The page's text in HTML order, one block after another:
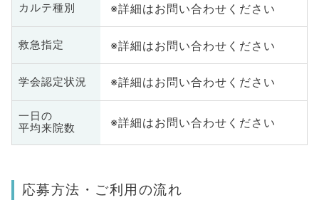
カルテ種別 ※詳細はお問い合わせください
救急指定 ※詳細はお問い合わせください
学会認定状況 ※詳細はお問い合わせください
一日の
平均来院数
※詳細はお問い合わせください
応募方法・ご利用の流れ